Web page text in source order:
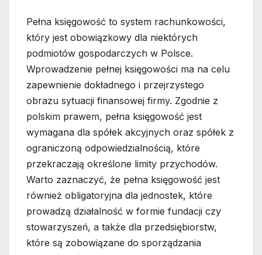
Pełna księgowość to system rachunkowości,
który jest obowiązkowy dla niektórych
podmiotów gospodarczych w Polsce.
Wprowadzenie pełnej księgowości ma na celu
zapewnienie dokładnego i przejrzystego
obrazu sytuacji finansowej firmy. Zgodnie z
polskim prawem, pełna księgowość jest
wymagana dla spółek akcyjnych oraz spółek z
ograniczoną odpowiedzialnością, które
przekraczają określone limity przychodów.
Warto zaznaczyć, że pełna księgowość jest
również obligatoryjna dla jednostek, które
prowadzą działalność w formie fundacji czy
stowarzyszeń, a także dla przedsiębiorstw,
które są zobowiązane do sporządzania